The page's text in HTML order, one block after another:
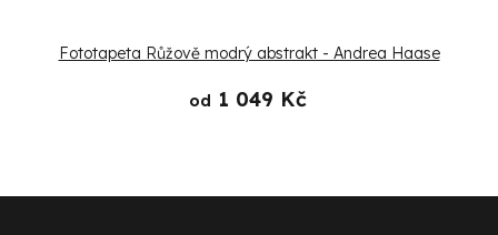
Fototapeta Růžově modrý abstrakt - Andrea Haase
od 1 049 Kč